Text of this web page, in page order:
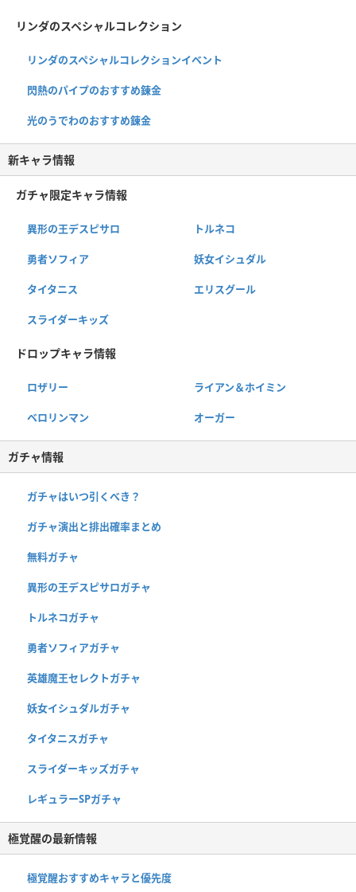
リンダのスペシャルコレクション
リンダのスペシャルコレクションイベント
閃熱のパイプのおすすめ錬金
光のうでわのおすすめ錬金
新キャラ情報
ガチャ限定キャラ情報
異形の王デスピサロ トルネコ
勇者ソフィア 妖女イシュダル
タイタニス エリスグール
スライダーキッズ
ドロップキャラ情報
ロザリー ライアン＆ホイミン
ベロリンマン オーガー
ガチャ情報
ガチャはいつ引くべき？
ガチャ演出と排出確率まとめ
無料ガチャ
異形の王デスピサロガチャ
トルネコガチャ
勇者ソフィアガチャ
英雄魔王セレクトガチャ
妖女イシュダルガチャ
タイタニスガチャ
スライダーキッズガチャ
レギュラーSPガチャ
極覚醒の最新情報
極覚醒おすすめキャラと優先度